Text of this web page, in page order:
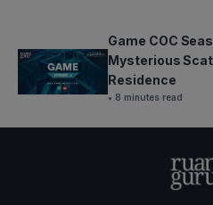
Game COC
Mysterious
Residence
• 8 minutes read